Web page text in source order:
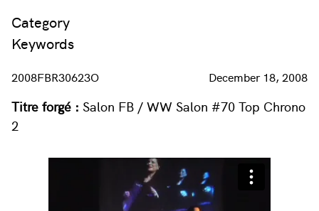
Category
Keywords
2008FBR30623O December 18, 2008
Titre forgé : Salon FB / WW Salon #70 Top Chrono
2